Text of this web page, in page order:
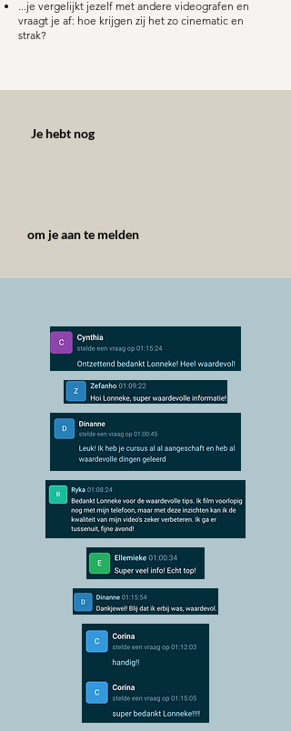
...je vergelijkt jezelf met andere videografen en
vraagt je af: hoe krijgen zij het zo cinematic en
strak?
Je hebt nog
om je aan te melden